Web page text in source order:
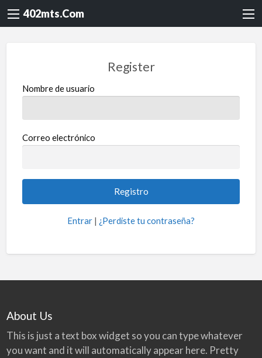
402mts.Com
Register
Nombre de usuario
Correo electrónico
Entrar | ¿Perdiste tu contraseña?
About Us
This is just a text box widget so you can type whatever
you want and it will automatically appear here. Pretty